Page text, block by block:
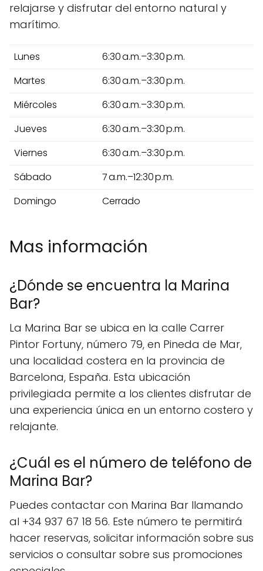
relajarse y disfrutar del entorno natural y
marítimo.
Lunes
6:30 a.m.–3:30 p.m.
Martes
6:30 a.m.–3:30 p.m.
Miércoles
6:30 a.m.–3:30 p.m.
Jueves
6:30 a.m.–3:30 p.m.
Viernes
6:30 a.m.–3:30 p.m.
Sábado
7 a.m.–12:30 p.m.
Domingo
Cerrado
Mas información
¿Dónde se encuentra la Marina
Bar?
La Marina Bar se ubica en la calle Carrer
Pintor Fortuny, número 79, en Pineda de Mar,
una localidad costera en la provincia de
Barcelona, España. Esta ubicación
privilegiada permite a los clientes disfrutar de
una experiencia única en un entorno costero y
relajante.
¿Cuál es el número de teléfono de
Marina Bar?
Puedes contactar con Marina Bar llamando
al +34 937 67 18 56. Este número te permitirá
hacer reservas, solicitar información sobre sus
servicios o consultar sobre sus promociones